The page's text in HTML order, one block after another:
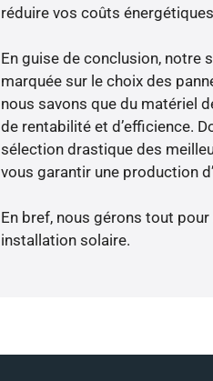
réduire vos coûts
En guise de conclusion, notre
marquée sur le choix des
nous savons que du matériel
de rentabilité et d’efficience.
sélection drastique des
vous garantir une production
En bref, nous gérons tout
installation solaire.